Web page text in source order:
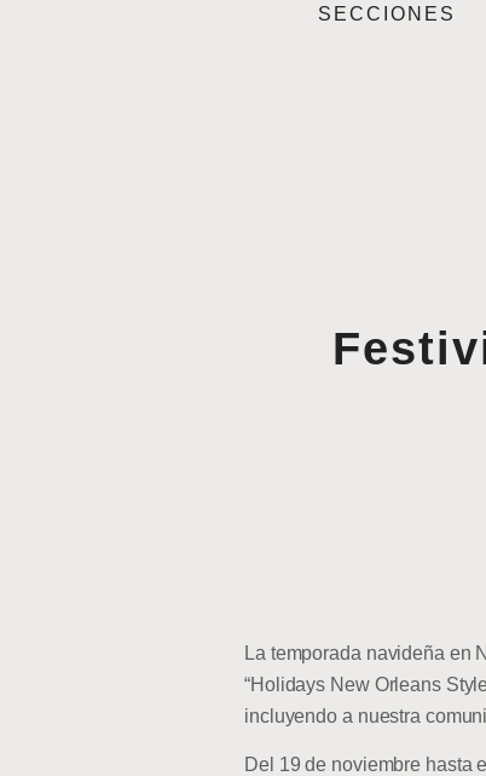
SECCIONES
La temporada navideña en
“Holidays New Orleans
incluyendo a nuestra
Del 19 de noviembre hasta